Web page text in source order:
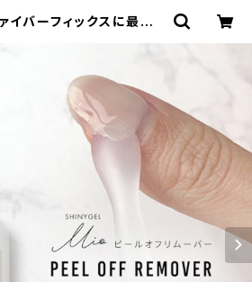
イバーフィックスに最適】